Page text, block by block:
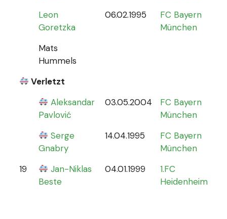
Leon
Goretzka
06.02.1995
FC Bayern
München
Mats
Hummels
Verletzt
Aleksandar
Pavlović
03.05.2004
FC Bayern
München
Serge
Gnabry
14.04.1995
FC Bayern
München
19
Jan-Niklas
Beste
04.01.1999
1.FC
Heidenheim